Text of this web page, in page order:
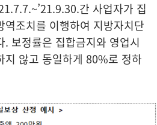
간 사업자가 집
역조치를 이행하여 지방자치단
보정률은 집합금지와 영업시
지 않고 동일하게 80%로 정하